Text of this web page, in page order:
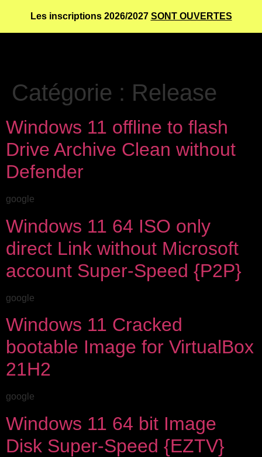
Les inscriptions 2026/2027 SONT OUVERTES
Catégorie : Release
Windows 11 offline to flash
Drive Archive Clean without
Defender
google
Windows 11 64 ISO only
direct Link without Microsoft
account Super-Speed {P2P}
google
Windows 11 Cracked
bootable Image for VirtualBox
21H2
google
Windows 11 64 bit Image
Disk Super-Speed {EZTV}